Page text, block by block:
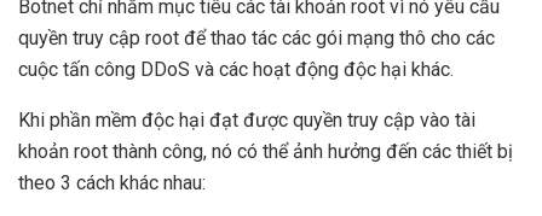
Botnet chỉ nhắm mục tiêu các tài khoản root vì nó yêu cầu
quyền truy cập root để thao tác các gói mạng thô cho các
cuộc tấn công DDoS và các hoạt động độc hại khác.
Khi phần mềm độc hại đạt được quyền truy cập vào tài
khoản root thành công, nó có thể ảnh hưởng đến các thiết bị
theo 3 cách khác nhau: